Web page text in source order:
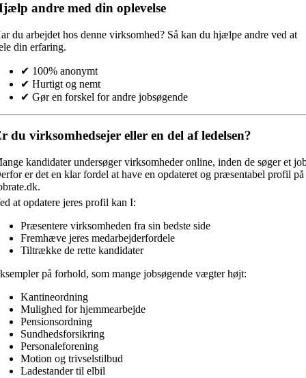
andre med din oplevelse
du arbejdet hos denne virksomhed? Så kan du hjælpe andre ved at
din erfaring.
✔ 100% anonymt
✔ Hurtigt og nemt
✔ Gør en forskel for andre jobsøgende
du virksomhedsejer eller en del af ledelsen?
kandidater undersøger virksomheder online, inden de søger et
er det en klar fordel at have en opdateret og præsentabel profil på
at opdatere jeres profil kan I:
Præsentere virksomheden fra sin bedste side
Fremhæve jeres medarbejderfordele
Tiltrække de rette kandidater
på forhold, som mange jobsøgende vægter højt:
Kantineordning
Mulighed for hjemmearbejde
Pensionsordning
Sundhedsforsikring
Personaleforening
Motion og trivselstilbud
Ladestander til elbil